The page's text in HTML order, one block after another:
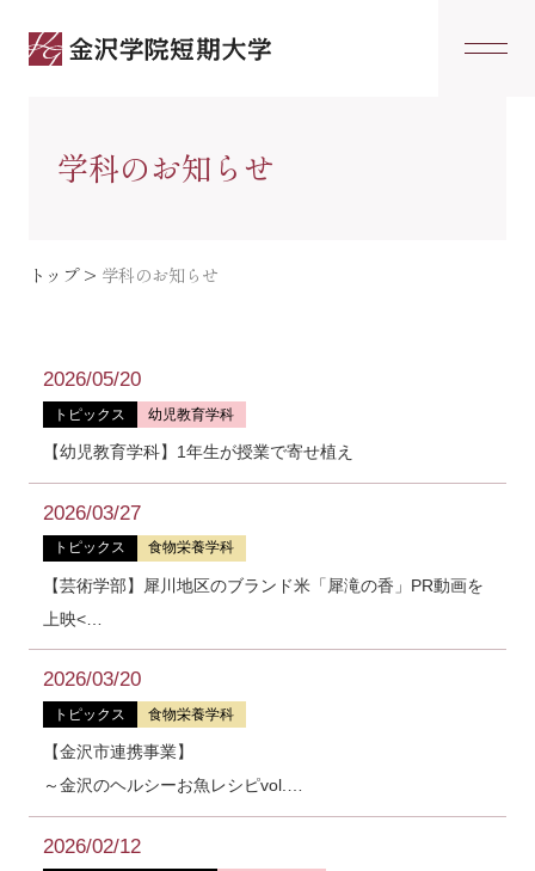
学科のお知らせ
トップ> 学科のお知らせ
2026/05/20
トピックス 幼児教育学科
【幼児教育学科】1年生が授業で寄せ植え
2026/03/27
トピックス 食物栄養学科
【芸術学部】犀川地区のブランド米「犀滝の香」PR動画を
上映<…
2026/03/20
トピックス 食物栄養学科
【金沢市連携事業】
～金沢のヘルシーお魚レシピvol.…
2026/02/12